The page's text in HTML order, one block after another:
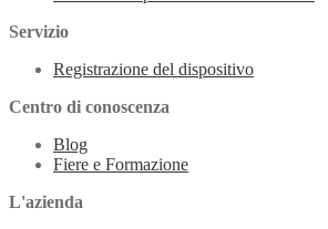
Servizio
Registrazione del dispositivo
Centro di conoscenza
Blog
Fiere e Formazione
L'azienda